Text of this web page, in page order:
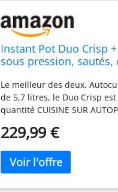
Instant Pot Duo Crisp
sous pression,
Le meilleur des deux.
de 5,7 litres, le Duo Crisp
quantité CUISINE SUR
mijoteuse, sous vide,
un résultat croustillant
de la friteuse à air chaud en
229,99 €